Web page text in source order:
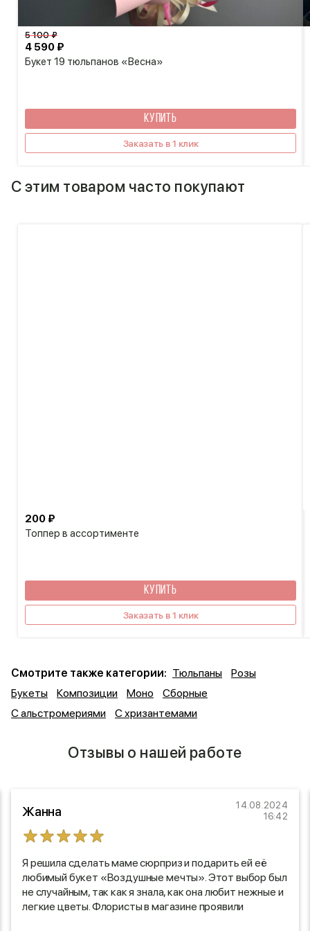
Букет 19 тюльпанов «Весна»
4 590 ₽
5 100 ₽
КУПИТЬ
Заказать в 1 клик
С этим товаром часто покупают
Топпер в ассортименте
200 ₽
КУПИТЬ
Заказать в 1 клик
Смотрите также категории: Тюльпаны
Розы
Букеты
Композиции Моно
Сборные
С альстромериями
С хризантемами
Отзывы о нашей работе
Жанна
14.08.2024
16:42
Я решила сделать маме сюрприз и подарить ей её
любимый букет «Воздушные мечты». Этот выбор был
не случайным, так как я знала, как она любит нежные и
легкие цветы. Флористы в магазине проявили